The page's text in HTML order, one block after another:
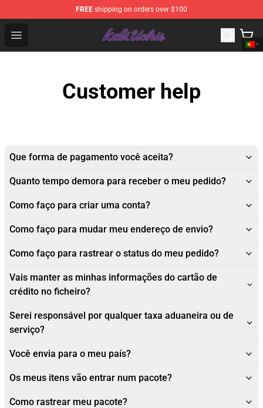
FREE shipping on orders over $100
Open menu
Kali Uchis Store - Official Kali Uchis Merchandise Shop
Customer help
Que forma de pagamento você aceita?
Quanto tempo demora para receber o meu pedido?
Como faço para criar uma conta?
Como faço para mudar meu endereço de envio?
Como faço para rastrear o status do meu pedido?
Vais manter as minhas informações do cartão de
crédito no ficheiro?
Serei responsável por qualquer taxa aduaneira ou de
serviço?
Você envia para o meu país?
Os meus itens vão entrar num pacote?
Como rastrear meu pacote?